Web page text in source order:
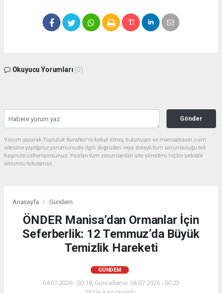
Okuyucu Yorumları (0)
Gönder
Yorum yazarak Topluluk Kuralları’nı kabul etmiş bulunuyor ve manisabasin.com
sitesine yaptığınız yorumunuzla ilgili doğrudan veya dolaylı tüm sorumluluğu tek
başınıza üstleniyorsunuz. Yazılan tüm yorumlardan site yönetimi hiçbir şekilde
sorumlu tutulamaz.
Anasayfa Gündem
ÖNDER Manisa’dan Ormanlar İçin
Seferberlik: 12 Temmuz’da Büyük
Temizlik Hareketi
GÜNDEM
04.07.2026 - 00:18, Güncelleme: 04.07.2026 - 00:23